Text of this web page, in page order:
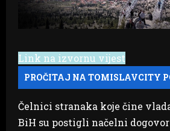
Link na izvornu vijest
Čelnici stranaka koje čine
BiH su postigli načelni